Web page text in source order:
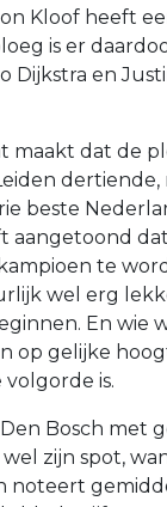
Kloof heeft
is er
Dijkstra en
maakt dat de
beste
aangetoond
te
wel erg
En wie
op gelijke
is.
Bosch met
zijn spot,
noteert